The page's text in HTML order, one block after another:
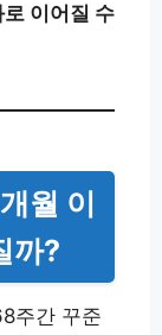
이어질 수
월 이
까?
주간 꾸준